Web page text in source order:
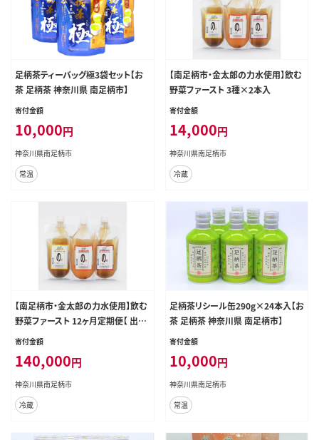
足柄茶ティーバッグ極3袋セット【お
茶 足柄茶 神奈川県 南足柄市】
寄付金額
10,000円
神奈川県南足柄市
常温
【南足柄市・金太郎の力水使用】飲む
野菜ファースト 3種×2本入
寄付金額
14,000円
神奈川県南足柄市
冷蔵
【南足柄市・金太郎の力水使用】飲む
野菜ファースト 12ヶ月定期便【 出汁
スープ 神奈川県 南足柄市 】
寄付金額
140,000円
神奈川県南足柄市
冷蔵
足柄茶リシール缶290g×24本入【お
茶 足柄茶 神奈川県 南足柄市】
寄付金額
10,000円
神奈川県南足柄市
常温